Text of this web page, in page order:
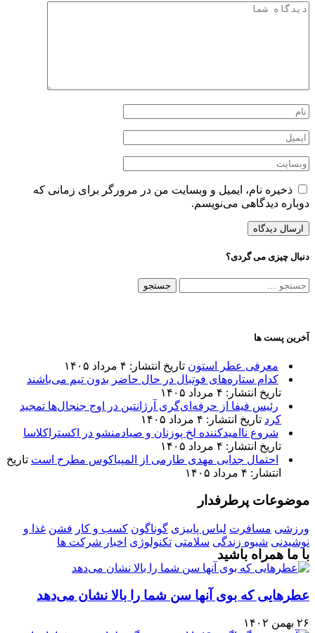
ذخیره نام، ایمیل و وبسایت من در مرورگر برای زمانی که
دوباره دیدگاهی می‌نویسم.
دنبال چیزی می گردی؟
جستجو
آخرین پست ها
معرفی عطر استون تاریخ انتشار: ۴ مرداد ۱۴۰۵
کدام ستاره‌های فوتبال در حال حاضر بدون تیم می‌باشند
تاریخ انتشار: ۴ مرداد ۱۴۰۵
رئیس فیفا از حرفه‌ای‌گری آرژانتین در اوج جنجال‌ها تمجید
کرد تاریخ انتشار: ۴ مرداد ۱۴۰۵
شروع ناامیدکننده لخ پوزنان و صیادمنشو در اکستراکلاسا
تاریخ انتشار: ۴ مرداد ۱۴۰۵
احتمال جدایی مهدی طارمی از المپیاکوس مطرح است تاریخ
انتشار: ۴ مرداد ۱۴۰۵
موضوعات پرطرفدار
ورزشی مسافرت لباس پاییزی گوناگون کسب و کار فشن غذا و
نوشیدنی شیوه زندگی سلامتی تکنولوژی اخبار شرکت ها
با ما همراه باشید
عطرهایی که بوی آنها سن شما را بالا نشان می‌دهد
۲۶ بهمن ۱۴۰۲